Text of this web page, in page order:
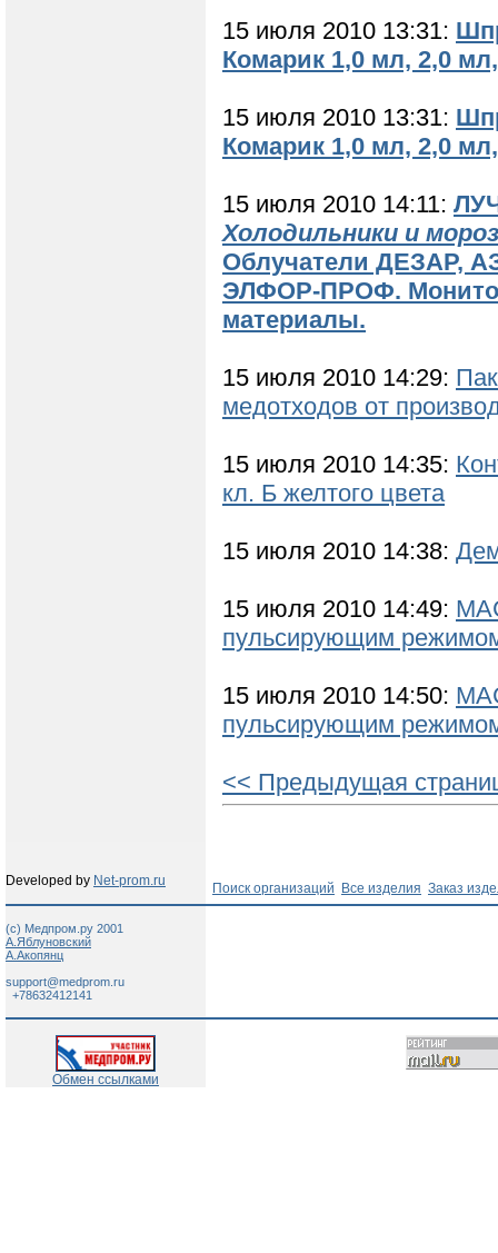
15 июля 2010 13:31:
Комарик 1,0 мл, 2,0
15 июля 2010 13:31:
Комарик 1,0 мл, 2,0
15 июля 2010 14:11:
Холодильники и
Облучатели ДЕЗАР,
ЭЛФОР-ПРОФ.
материалы.
15 июля 2010 14:29:
медотходов от
15 июля 2010 14:35:
кл. Б желтого цвета
15 июля 2010 14:38:
15 июля 2010 14:49:
пульсирующим
15 июля 2010 14:50:
пульсирующим
<< Предыдущая
Developed by Net-prom.ru Поиск организаций Все изделия Заказ
(c) Медпром.ру 2001
А.Яблуновский
А.Акопянц
support@medprom.ru
+78632412141
Обмен ссылками